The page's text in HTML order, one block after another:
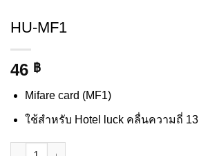
HU-MF1
46 ฿
Mifare card (MF1)
ใช้สำหรับ Hotel luck คลื่นความถี่
จำนวน HU-MF1 ชิ้น